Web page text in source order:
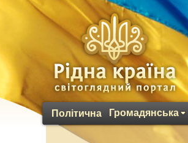
Політична Громадянська